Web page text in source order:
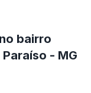
bairro
- MG